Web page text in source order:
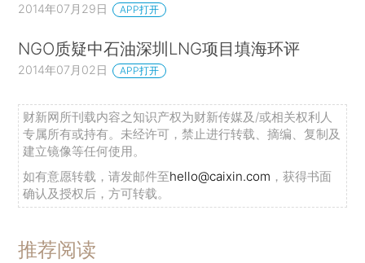
2014年07月29日 APP打开
NGO质疑中石油深圳LNG项目填海环评
2014年07月02日 APP打开
财新网所刊载内容之知识产权为财新传媒及/或相关权利人
专属所有或持有。未经许可，禁止进行转载、摘编、复制及
建立镜像等任何使用。
如有意愿转载，请发邮件至hello@caixin.com ，获得书面
确认及授权后，方可转载。
推荐阅读